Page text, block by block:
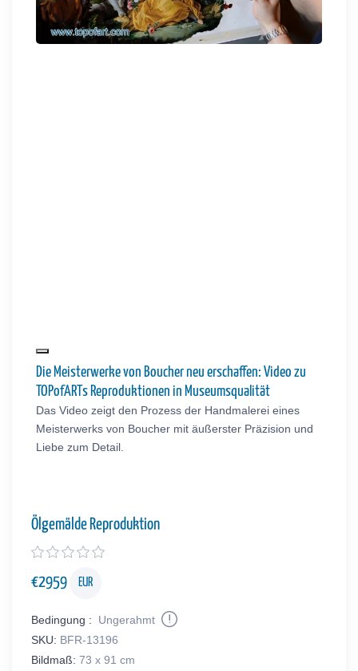
Die Meisterwerke von Boucher neu erschaffen: Video zu
TOPofARTs Reproduktionen in Museumsqualität
Das Video zeigt den Prozess der Handmalerei eines
Meisterwerks von Boucher mit äußerster Präzision und
Liebe zum Detail.
Ölgemälde Reproduktion
€2959 EUR
Bedingung :
Ungerahmt
SKU: BFR-13196
Bildmaß: 73 x 91 cm